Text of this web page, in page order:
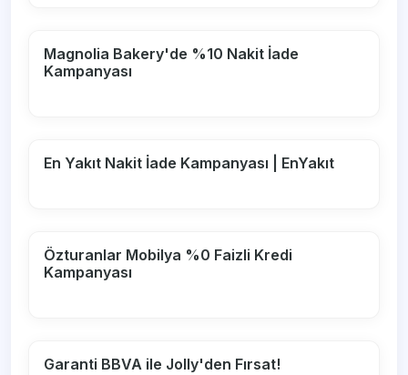
Magnolia Bakery'de %10 Nakit İade
Kampanyası
En Yakıt Nakit İade Kampanyası | EnYakıt
Özturanlar Mobilya %0 Faizli Kredi
Kampanyası
Garanti BBVA ile Jolly'den Fırsat!